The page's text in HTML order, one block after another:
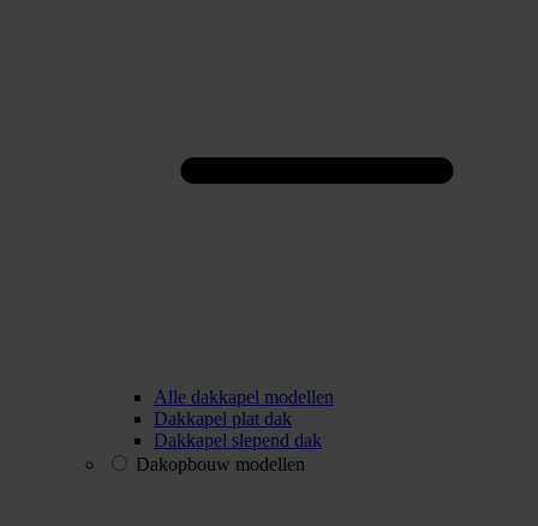
Alle dakkapel modellen
Dakkapel plat dak
Dakkapel slepend dak
Dakopbouw modellen